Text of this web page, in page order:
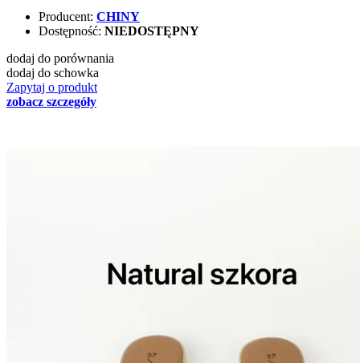
Producent: CHINY
Dostępność: NIEDOSTĘPNY
dodaj do porównania
dodaj do schowka
Zapytaj o produkt
zobacz szczegóły